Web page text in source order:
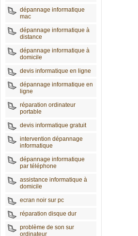
dépannage informatique
mac
dépannage informatique à
distance
dépannage informatique à
domicile
devis informatique en ligne
dépannage informatique en
ligne
réparation ordinateur
portable
devis informatique gratuit
intervention dépannage
informatique
dépannage informatique
par téléphone
assistance informatique à
domicile
ecran noir sur pc
réparation disque dur
problème de son sur
ordinateur